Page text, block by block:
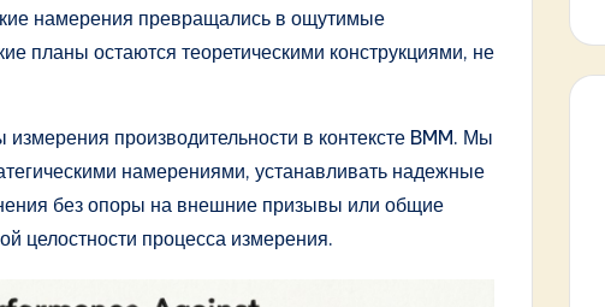
намерения превращались в ощутимые
планы остаются теоретическими конструкциями, не
производительности в контексте BMM. Мы
намерениями, устанавливать надежные
без опоры на внешние призывы или общие
целостности процесса измерения.